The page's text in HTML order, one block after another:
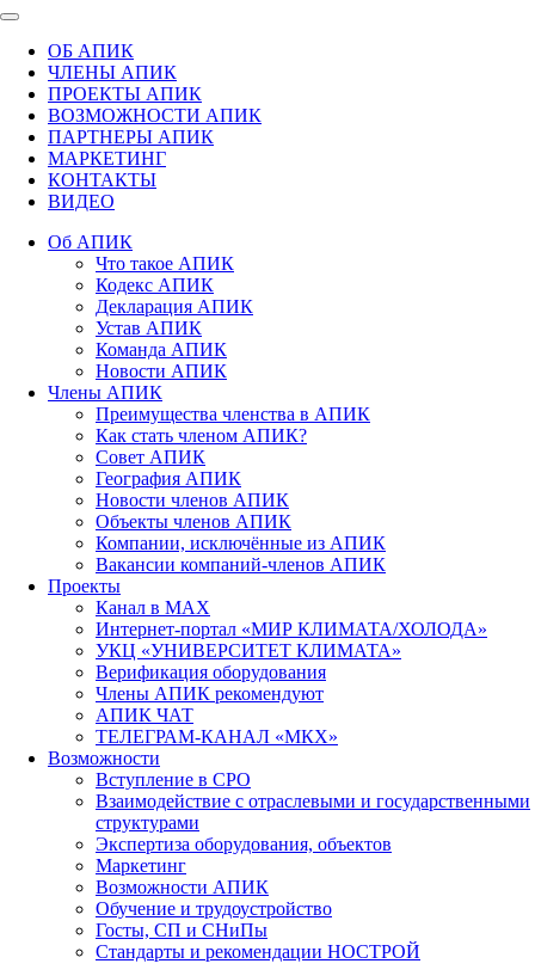
ОБ АПИК
ЧЛЕНЫ АПИК
ПРОЕКТЫ АПИК
ВОЗМОЖНОСТИ АПИК
ПАРТНЕРЫ АПИК
МАРКЕТИНГ
КОНТАКТЫ
ВИДЕО
Об АПИК
Что такое АПИК
Кодекс АПИК
Декларация АПИК
Устав АПИК
Команда АПИК
Новости АПИК
Члены АПИК
Преимущества членства в АПИК
Как стать членом АПИК?
Совет АПИК
География АПИК
Новости членов АПИК
Объекты членов АПИК
Компании, исключённые из АПИК
Вакансии компаний-членов АПИК
Проекты
Канал в MAX
Интернет-портал «МИР КЛИМАТА/ХОЛОДА»
УКЦ «УНИВЕРСИТЕТ КЛИМАТА»
Верификация оборудования
Члены АПИК рекомендуют
АПИК ЧАТ
ТЕЛЕГРАМ-КАНАЛ «МКХ»
Возможности
Вступление в СРО
Взаимодействие с отраслевыми и государственными
структурами
Экспертиза оборудования, объектов
Маркетинг
Возможности АПИК
Обучение и трудоустройство
Госты, СП и СНиПы
Стандарты и рекомендации НОСТРОЙ